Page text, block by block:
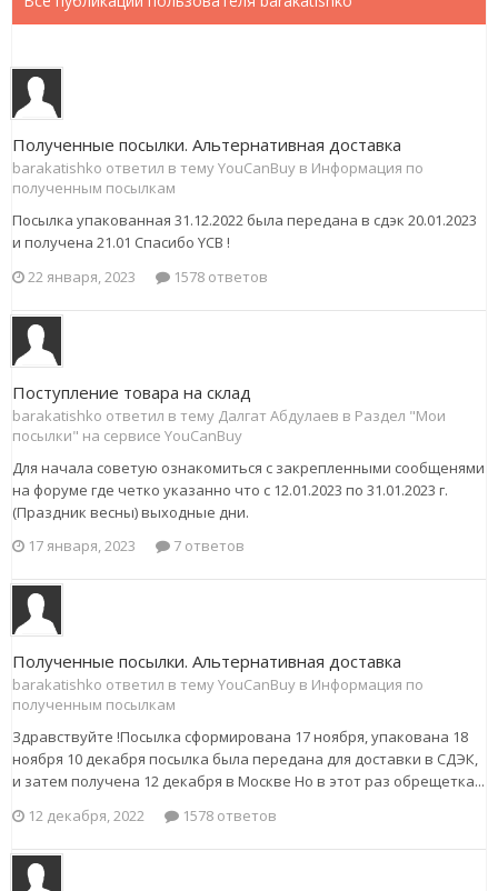
Полученные посылки. Альтернативная доставка
barakatishko ответил в тему YouCanBuy в Информация по
полученным посылкам
Посылка упакованная 31.12.2022 была передана в сдэк 20.01.2023
и получена 21.01 Спасибо YCB !
22 января, 2023
1578 ответов
Поступление товара на склад
barakatishko ответил в тему Далгат Абдулаев в Раздел "Мои
посылки" на сервисе YouCanBuy
Для начала советую ознакомиться с закрепленными сообщенями
на форуме где четко указанно что с 12.01.2023 по 31.01.2023 г.
(Праздник весны) выходные дни.
17 января, 2023
7 ответов
Полученные посылки. Альтернативная доставка
barakatishko ответил в тему YouCanBuy в Информация по
полученным посылкам
Здравствуйте !Посылка сформирована 17 ноября, упакована 18
ноября 10 декабря посылка была передана для доставки в СДЭК,
и затем получена 12 декабря в Москве Но в этот раз обрещетка...
12 декабря, 2022
1578 ответов